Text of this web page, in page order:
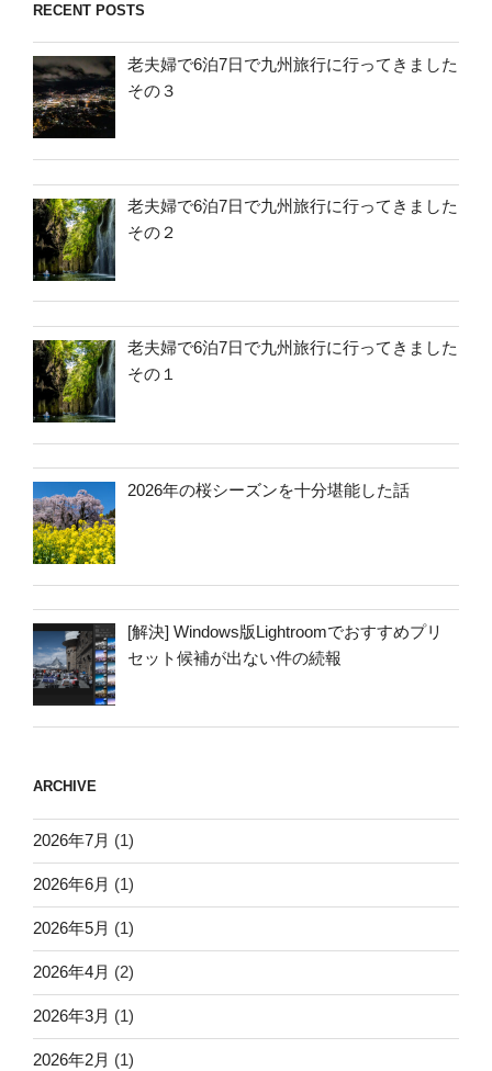
RECENT POSTS
老夫婦で6泊7日で九州旅行に行ってきました
その３
老夫婦で6泊7日で九州旅行に行ってきました
その２
老夫婦で6泊7日で九州旅行に行ってきました
その１
2026年の桜シーズンを十分堪能した話
[解決] Windows版Lightroomでおすすめプリ
セット候補が出ない件の続報
ARCHIVE
2026年7月 (1)
2026年6月 (1)
2026年5月 (1)
2026年4月 (2)
2026年3月 (1)
2026年2月 (1)